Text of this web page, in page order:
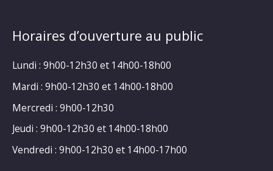
Horaires d’ouverture au public
Lundi : 9h00-12h30 et 14h00-18h00
Mardi : 9h00-12h30 et 14h00-18h00
Mercredi : 9h00-12h30
Jeudi : 9h00-12h30 et 14h00-18h00
Vendredi : 9h00-12h30 et 14h00-17h00